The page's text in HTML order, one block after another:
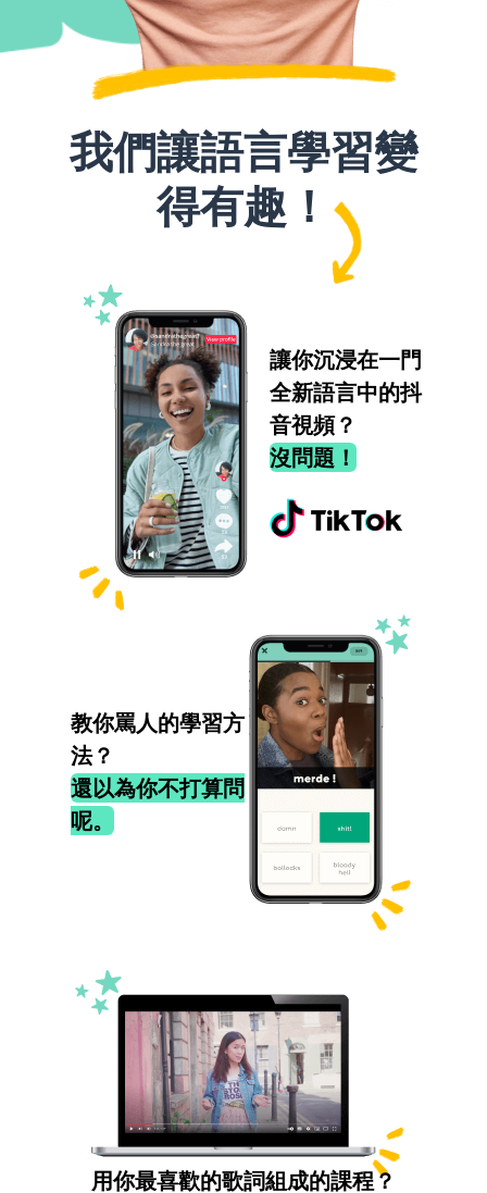
我們讓語言學習變
得有趣！
讓你沉浸在一門
全新語言中的抖
音視頻？
沒問題！
教你罵人的學習方
法？
還以為你不打算問
呢。
用你最喜歡的歌詞組成的課程？